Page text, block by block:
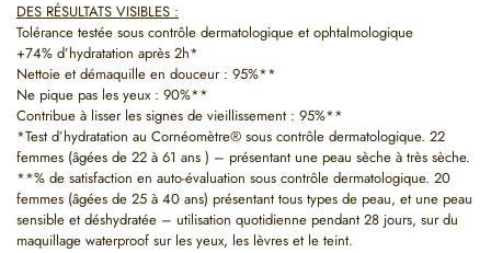
DES RÉSULTATS VISIBLES :
Tolérance testée sous contrôle dermatologique et ophtalmologique
+74% d’hydratation après 2h*
Nettoie et démaquille en douceur : 95%**
Ne pique pas les yeux : 90%**
Contribue à lisser les signes de vieillissement : 95%**
*Test d’hydratation au Cornéomètre® sous contrôle dermatologique. 22
femmes (âgées de 22 à 61 ans ) – présentant une peau sèche à très sèche.
**% de satisfaction en auto-évaluation sous contrôle dermatologique. 20
femmes (âgées de 25 à 40 ans) présentant tous types de peau, et une peau
sensible et déshydratée – utilisation quotidienne pendant 28 jours, sur du
maquillage waterproof sur les yeux, les lèvres et le teint.